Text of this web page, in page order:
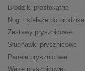
Brodziki prostokątne
Nogi i stelaże do brodzika
Zestawy prysznicowe
Słuchawki prysznicowe
Panele prysznicowe
Węże prysznicowe